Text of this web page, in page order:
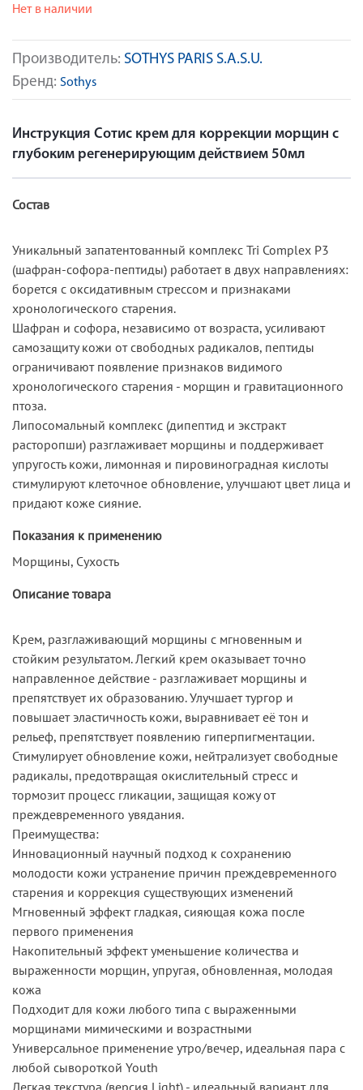
Производитель: SOTHYS PARIS S.A.S.U.
Бренд: Sothys
Нет в наличии
Инструкция Сотис крем для коррекции морщин с
глубоким регенерирующим действием 50мл
Состав
Уникальный запатентованный комплекс Tri Complex P3
(шафран-софора-пептиды) работает в двух направлениях:
борется с оксидативным стрессом и признаками
хронологического старения.
Шафран и софора, независимо от возраста, усиливают
самозащиту кожи от свободных радикалов, пептиды
ограничивают появление признаков видимого
хронологического старения - морщин и гравитационного
птоза.
Липосомальный комплекс (дипептид и экстракт
расторопши) разглаживает морщины и поддерживает
упругость кожи, лимонная и пировиноградная кислоты
стимулируют клеточное обновление, улучшают цвет лица и
придают коже сияние.
Показания к применению
Морщины, Сухость
Описание товара
Крем, разглаживающий морщины с мгновенным и
стойким результатом. Легкий крем оказывает точно
направленное действие - разглаживает морщины и
препятствует их образованию. Улучшает тургор и
повышает эластичность кожи, выравнивает её тон и
рельеф, препятствует появлению гиперпигментации.
Стимулирует обновление кожи, нейтрализует свободные
радикалы, предотвращая окислительный стресс и
тормозит процесс гликации, защищая кожу от
преждевременного увядания.
Преимущества:
Инновационный научный подход к сохранению
молодости кожи устранение причин преждевременного
старения и коррекция существующих изменений
Мгновенный эффект гладкая, сияющая кожа после
первого применения
Накопительный эффект уменьшение количества и
выраженности морщин, упругая, обновленная, молодая
кожа
Подходит для кожи любого типа с выраженными
морщинами мимическими и возрастными
Универсальное применение утро/вечер, идеальная пара с
любой сывороткой Youth
Легкая текстура (версия Light) - идеальный вариант для